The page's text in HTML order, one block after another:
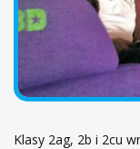
Klasy 2ag, 2b i 2cu